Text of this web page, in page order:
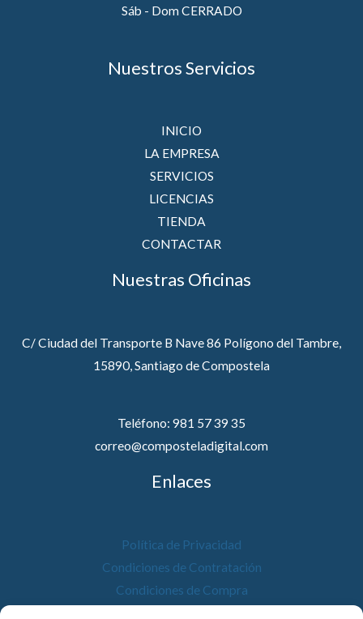
Sáb - Dom CERRADO
Nuestros Servicios
INICIO
LA EMPRESA
SERVICIOS
LICENCIAS
TIENDA
CONTACTAR
Nuestras Oficinas
C/ Ciudad del Transporte B Nave 86 Polígono del Tambre,
15890, Santiago de Compostela
Teléfono: 981 57 39 35
correo@composteladigital.com
Enlaces
Política de Privacidad
Condiciones de Contratación
Condiciones de Compra